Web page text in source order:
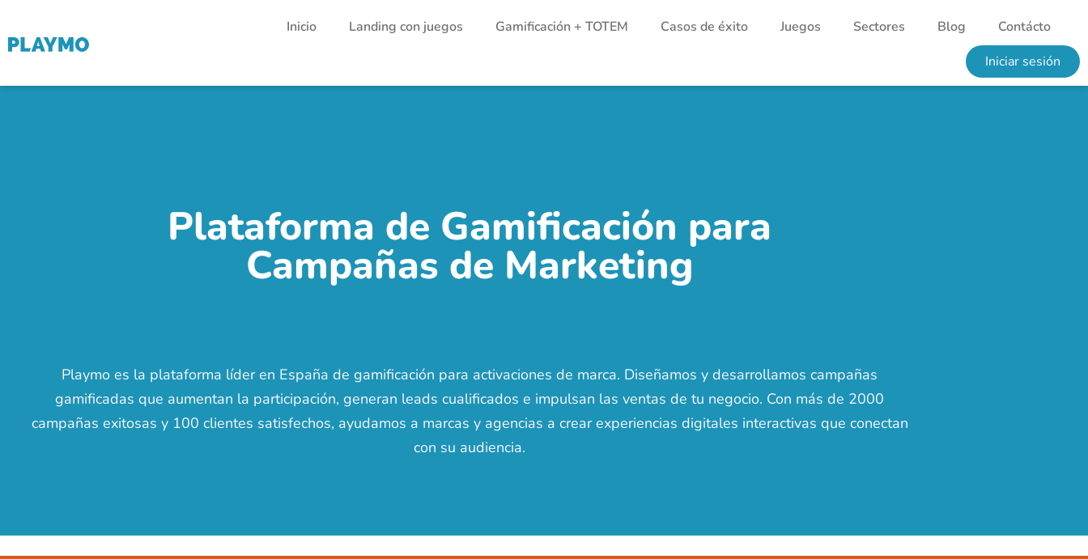
Inicio Landing con juegos Gamificación + TOTEM Casos de éxito Juegos Sectores Blog
Contácto
Iniciar sesión
Plataforma de Gamificación para
Campañas de Marketing
Playmo es la plataforma líder en España de gamificación para activaciones de marca. Diseñamos y desarrollamos campañas
gamificadas que aumentan la participación, generan leads cualificados e impulsan las ventas de tu negocio. Con más de 2000
campañas exitosas y 100 clientes satisfechos, ayudamos a marcas y agencias a crear experiencias digitales interactivas que conectan
con su audiencia.